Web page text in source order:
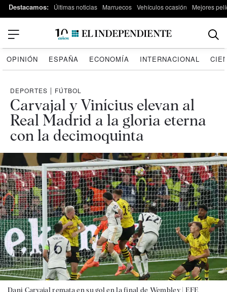
Destacamos: Últimas noticias Marruecos Vehículos ocasión Mejores
OPINIÓN ESPAÑA ECONOMÍA INTERNACIONAL
DEPORTES | FÚTBOL
Carvajal y Vinícius elevan al
Real Madrid a la gloria eterna
con la decimoquinta
Dani Carvajal remata en su gol en la final de Wembley | EFE